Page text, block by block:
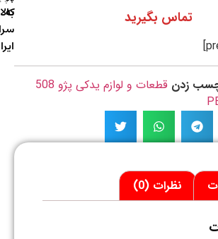
تماس بگیرید
قطعات و لوازم یدکی پژو 508
سراسر
نظرات (0)